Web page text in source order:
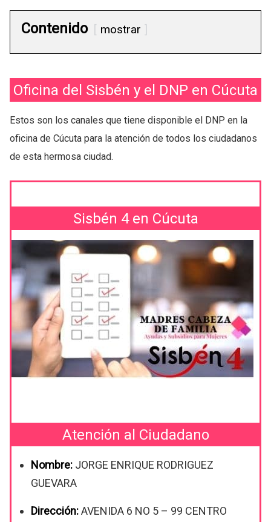
Contenido mostrar
Oficina del Sisbén y el DNP en Cúcuta
Estos son los canales que tiene disponible el DNP en la
oficina de Cúcuta para la atención de todos los ciudadanos
de esta hermosa ciudad.
Sisbén 4 en Cúcuta
Atención al Ciudadano
Nombre: JORGE ENRIQUE RODRIGUEZ
GUEVARA
Dirección:AVENIDA 6 NO 5 – 99 CENTRO